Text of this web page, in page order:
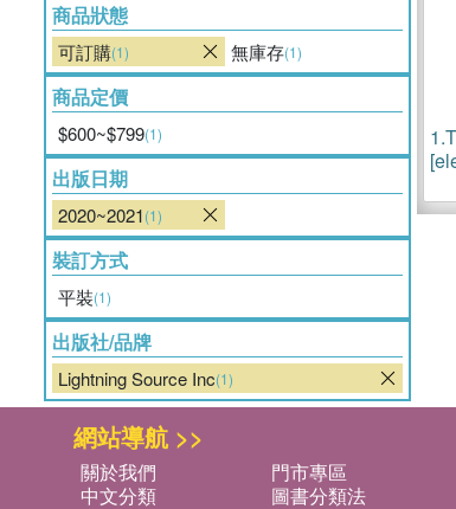
商品狀態
可訂購(1) 無庫存(1)
商品定價
$600~$799(1)
出版日期
2020~2021(1)
裝訂方式
平裝(1)
出版社/品牌
Lightning Source Inc(1)
1.
網站導航 >>
關於我們 門市專區
中文分類
圖書分類法